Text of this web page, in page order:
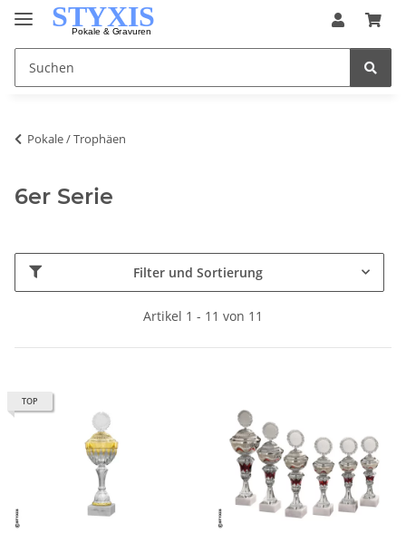
Pokale / Trophäen
6er Serie
Filter und Sortierung
Artikel 1 - 11 von 11
TOP